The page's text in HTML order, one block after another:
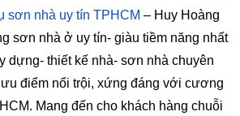
sơn nhà uy tín TPHCM – Huy Hoàng
sơn nhà ở uy tín- giàu tiềm năng nhất
dựng- thiết kế nhà- sơn nhà chuyên
điểm nổi trội, xứng đáng với cương
Mang đến cho khách hàng chuỗi